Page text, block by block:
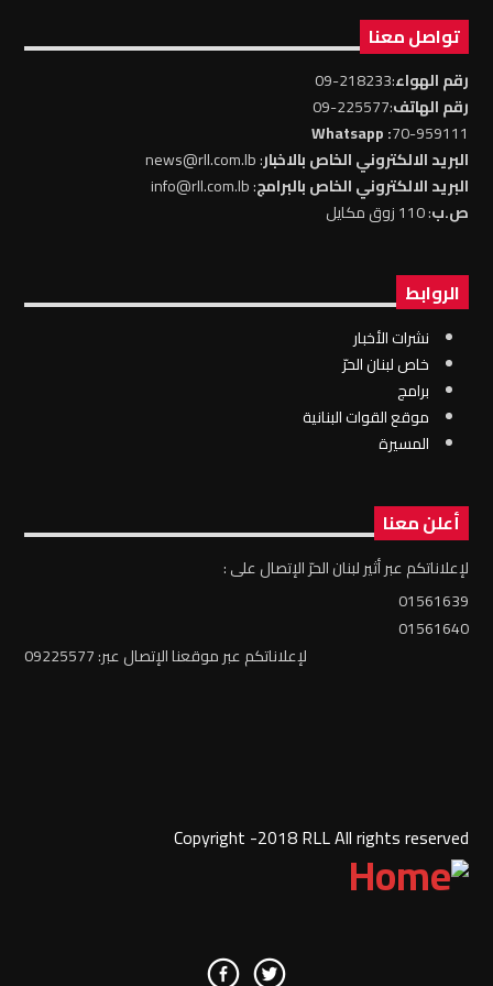
تواصل معنا
رقم الهواء:218233-09
رقم الهاتف:225577-09
70-959111
: Whatsapp
البريد الالكتروني الخاص بالاخبار: news@rll.com.lb
البريد الالكتروني الخاص بالبرامج: info@rll.com.lb
ص.ب: 110 زوق مكايل
الروابط
نشرات الأخبار
خاص لبنان الحرّ
برامج
موقع القوات البنانية
المسيرة
أعلن معنا
لإعلاناتكم عبر أثير لبنان الحرّ الإتصال على :
01561639
01561640
لإعلاناتكم عبر موقعنا الإتصال عبر: 09225577
Copyright -2018 RLL All rights reserved